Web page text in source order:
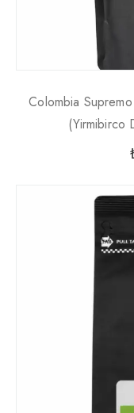
Colombia
(Yirmibirco